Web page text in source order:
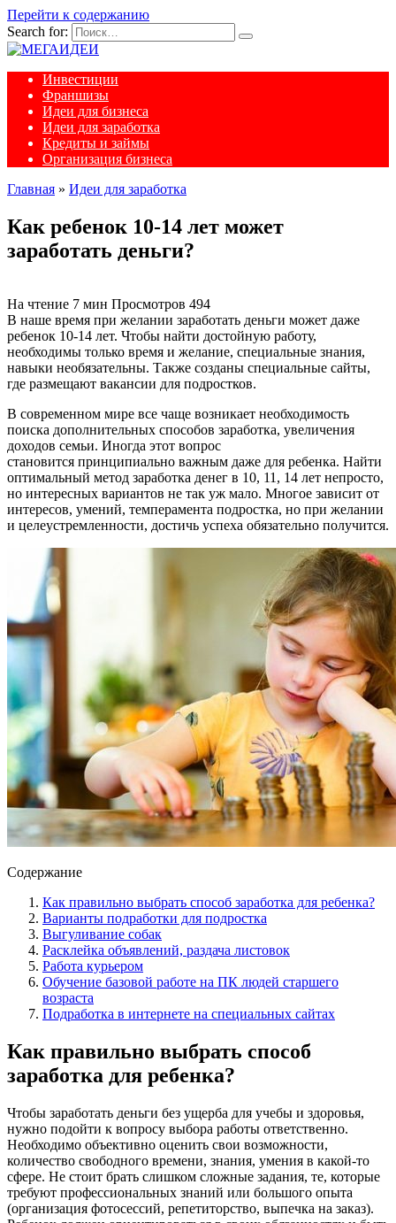
Перейти к содержанию
Search for:
Инвестиции
Франшизы
Идеи для бизнеса
Идеи для заработка
Кредиты и займы
Организация бизнеса
Главная » Идеи для заработка
Как ребенок 10-14 лет может
заработать деньги?
На чтение 7 мин Просмотров 494
В наше время при желании заработать деньги может даже
ребенок 10-14 лет. Чтобы найти достойную работу,
необходимы только время и желание, специальные знания,
навыки необязательны. Также созданы специальные сайты,
где размещают вакансии для подростков.
В современном мире все чаще возникает необходимость
поиска дополнительных способов заработка, увеличения
доходов семьи. Иногда этот вопрос
становится принципиально важным даже для ребенка. Найти
оптимальный метод заработка денег в 10, 11, 14 лет непросто,
но интересных вариантов не так уж мало. Многое зависит от
интересов, умений, темперамента подростка, но при желании
и целеустремленности, достичь успеха обязательно получится.
Содержание
Как правильно выбрать способ заработка для ребенка?
Варианты подработки для подростка
Выгуливание собак
Расклейка объявлений, раздача листовок
Работа курьером
Обучение базовой работе на ПК людей старшего
возраста
Подработка в интернете на специальных сайтах
Как правильно выбрать способ
заработка для ребенка?
Чтобы заработать деньги без ущерба для учебы и здоровья,
нужно подойти к вопросу выбора работы ответственно.
Необходимо объективно оценить свои возможности,
количество свободного времени, знания, умения в какой-то
сфере. Не стоит брать слишком сложные задания, те, которые
требуют профессиональных знаний или большого опыта
(организация фотосессий, репетиторство, выпечка на заказ).